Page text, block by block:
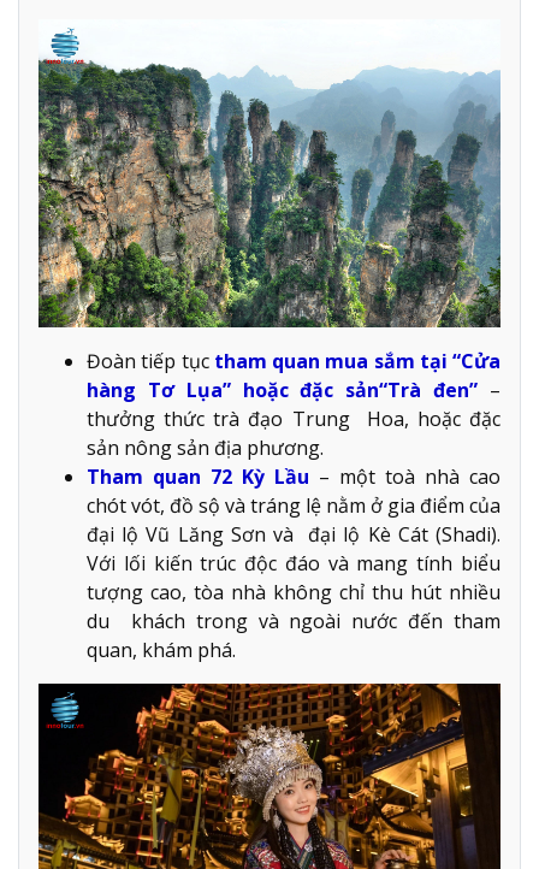
Đoàn tiếp tục tham quan mua sắm tại “Cửa
hàng Tơ Lụa” hoặc đặc sản“Trà đen” –
thưởng thức trà đạo Trung Hoa, hoặc đặc
sản nông sản địa phương.
Tham quan 72 Kỳ Lầu – một toà nhà cao
chót vót, đồ sộ và tráng lệ nằm ở gia điểm của
đại lộ Vũ Lăng Sơn và đại lộ Kè Cát (Shadi).
Với lối kiến trúc độc đáo và mang tính biểu
tượng cao, tòa nhà không chỉ thu hút nhiều
du khách trong và ngoài nước đến tham
quan, khám phá.